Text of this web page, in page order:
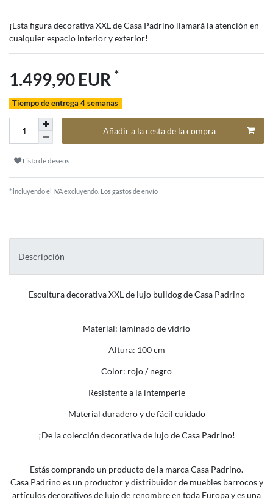
¡Esta figura decorativa XXL de Casa Padrino llamará la atención en
cualquier espacio interior y exterior!
1.499,90 EUR *
Tiempo de entrega 4 semanas
Añadir a la cesta de la compra
Lista de deseos
* incluyendo el IVA excluyendo. Los gastos de envío
Descripción
Escultura decorativa XXL de lujo bulldog de Casa Padrino
Material: laminado de vidrio
Altura: 100 cm
Color: rojo / negro
Resistente a la intemperie
Material duradero y de fácil cuidado
¡De la colección decorativa de lujo de Casa Padrino!
Estás comprando un producto de la marca Casa Padrino.
Casa Padrino es un productor y distribuidor de muebles barrocos y
artículos decorativos de lujo de renombre en toda Europa y es una